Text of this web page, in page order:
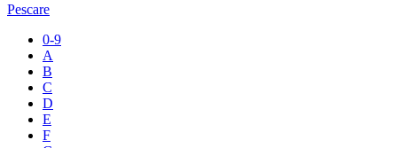
Pescare
0-9
A
B
C
D
E
F